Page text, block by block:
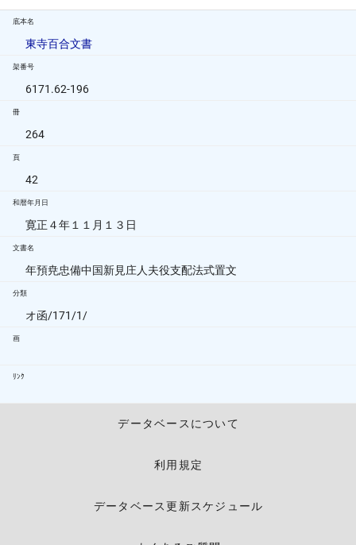
底本名
東寺百合文書
架番号
6171.62-196
冊
264
頁
42
和暦年月日
寛正４年１１月１３日
文書名
年預尭忠備中国新見庄人夫役支配法式置文
分類
オ函/171/1/
画
ﾘﾝｸ
データベースについて
利用規定
データベース更新スケジュール